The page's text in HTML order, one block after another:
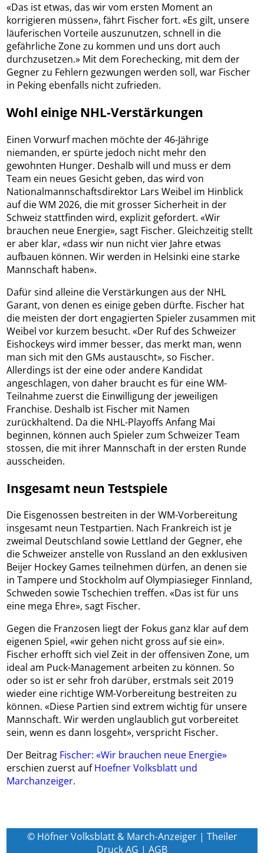
«Das ist etwas, das wir vom ersten Moment an
korrigieren müssen», fährt Fischer fort. «Es gilt, unsere
läuferischen Vorteile auszunutzen, schnell in die
gefährliche Zone zu kommen und uns dort auch
durchzusetzen.» Mit dem Forechecking, mit dem der
Gegner zu Fehlern gezwungen werden soll, war Fischer
in Peking ebenfalls nicht zufrieden.
Wohl einige NHL-Verstärkungen
Einen Vorwurf machen möchte der 46-Jährige
niemanden, er spürte jedoch nicht mehr den
gewohnten Hunger. Deshalb will und muss er dem
Team ein neues Gesicht geben, das wird von
Nationalmannschaftsdirektor Lars Weibel im Hinblick
auf die WM 2026, die mit grosser Sicherheit in der
Schweiz stattfinden wird, explizit gefordert. «Wir
brauchen neue Energie», sagt Fischer. Gleichzeitig stellt
er aber klar, «dass wir nun nicht vier Jahre etwas
aufbauen können. Wir werden in Helsinki eine starke
Mannschaft haben».
Dafür sind alleine die Verstärkungen aus der NHL
Garant, von denen es einige geben dürfte. Fischer hat
die meisten der dort engagierten Spieler zusammen mit
Weibel vor kurzem besucht. «Der Ruf des Schweizer
Eishockeys wird immer besser, das merkt man, wenn
man sich mit den GMs austauscht», so Fischer.
Allerdings ist der eine oder andere Kandidat
angeschlagen, von daher braucht es für eine WM-
Teilnahme zuerst die Einwilligung der jeweiligen
Franchise. Deshalb ist Fischer mit Namen
zurückhaltend. Da die NHL-Playoffs Anfang Mai
beginnen, können auch Spieler zum Schweizer Team
stossen, die mit ihrer Mannschaft in der ersten Runde
ausscheiden.
Insgesamt neun Testspiele
Die Eisgenossen bestreiten in der WM-Vorbereitung
insgesamt neun Testpartien. Nach Frankreich ist je
zweimal Deutschland sowie Lettland der Gegner, ehe
die Schweizer anstelle von Russland an den exklusiven
Beijer Hockey Games teilnehmen dürfen, an denen sie
in Tampere und Stockholm auf Olympiasieger Finnland,
Schweden sowie Tschechien treffen. «Das ist für uns
eine mega Ehre», sagt Fischer.
Gegen die Franzosen liegt der Fokus ganz klar auf dem
eigenen Spiel, «wir gehen nicht gross auf sie ein».
Fischer erhofft sich viel Zeit in der offensiven Zone, um
ideal am Puck-Management arbeiten zu können. So
oder so ist er sehr froh darüber, erstmals seit 2019
wieder eine richtige WM-Vorbereitung bestreiten zu
können. «Diese Partien sind extrem wichtig für unsere
Mannschaft. Wir werden unglaublich gut vorbereitet
sein, wenn es dann losgeht», verspricht Fischer.
Der Beitrag Fischer: «Wir brauchen neue Energie»
erschien zuerst aufHoefner Volksblatt und
Marchanzeiger.
© Höfner Volksblatt & March-Anzeiger | Theiler
Druck AG | AGB